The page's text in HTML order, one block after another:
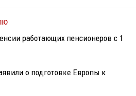
работающих пенсионеров с 1
о подготовке Европы к